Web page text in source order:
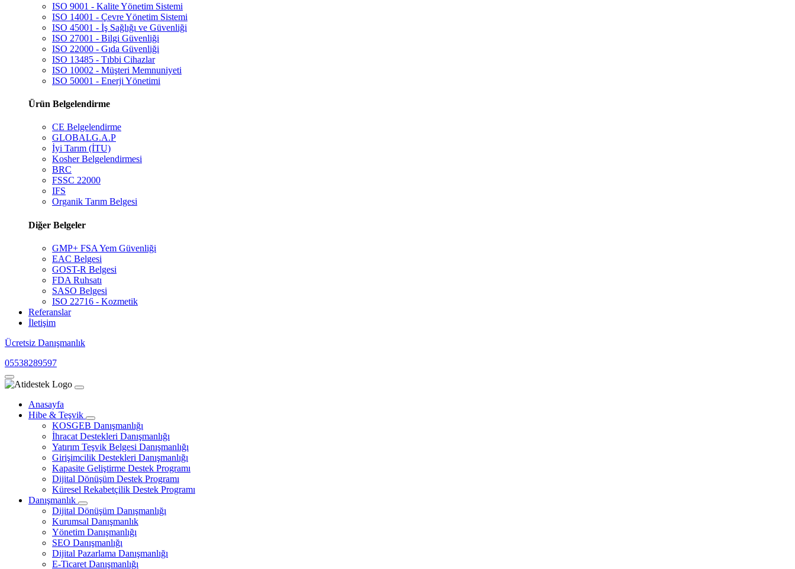
ISO 9001 - Kalite Yönetim Sistemi
ISO 14001 - Çevre Yönetim Sistemi
ISO 45001 - İş Sağlığı ve Güvenliği
ISO 27001 - Bilgi Güvenliği
ISO 22000 - Gıda Güvenliği
ISO 13485 - Tıbbi Cihazlar
ISO 10002 - Müşteri Memnuniyeti
ISO 50001 - Enerji Yönetimi
Ürün Belgelendirme
CE Belgelendirme
GLOBALG.A.P
İyi Tarım (İTU)
Kosher Belgelendirmesi
BRC
FSSC 22000
IFS
Organik Tarım Belgesi
Diğer Belgeler
GMP+ FSA Yem Güvenliği
EAC Belgesi
GOST-R Belgesi
FDA Ruhsatı
SASO Belgesi
ISO 22716 - Kozmetik
Referanslar
İletişim
Ücretsiz Danışmanlık
05538289597
Anasayfa
Hibe & Teşvik
KOSGEB Danışmanlığı
İhracat Destekleri Danışmanlığı
Yatırım Teşvik Belgesi Danışmanlığı
Girişimcilik Destekleri Danışmanlığı
Kapasite Geliştirme Destek Programı
Dijital Dönüşüm Destek Programı
Küresel Rekabetçilik Destek Programı
Danışmanlık
Dijital Dönüşüm Danışmanlığı
Kurumsal Danışmanlık
Yönetim Danışmanlığı
SEO Danışmanlığı
Dijital Pazarlama Danışmanlığı
E-Ticaret Danışmanlığı